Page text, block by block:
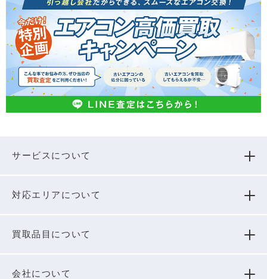
サービスについて
対応エリアについて
買取品⽬について
会社について